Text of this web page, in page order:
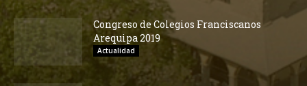
Congreso de Colegios Franciscanos
Arequipa 2019
Actualidad